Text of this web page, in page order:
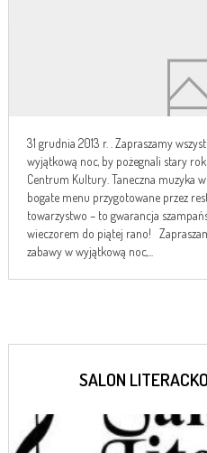
31 grudnia 2013 r. . Zapraszamy
wyjątkową noc, by pożegnali stary
Centrum Kultury. Taneczna muzyka
bogate menu przygotowane przez
towarzystwo – to gwarancja
wieczorem do piątej rano!
zabawy w wyjątkową noc,...
SALON